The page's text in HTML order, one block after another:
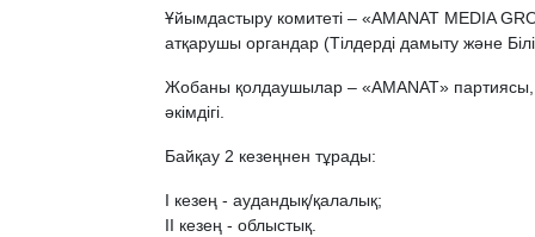
Ұйымдастыру комитеті – «AMANAT MEDIA
атқарушы органдар (Тілдерді дамыту және
Жобаны қолдаушылар – «AMANAT»
әкімдігі.
Байқау 2 кезеңнен тұрады:
І кезең - аудандық/қалалық;
ІІ кезең - облыстық.